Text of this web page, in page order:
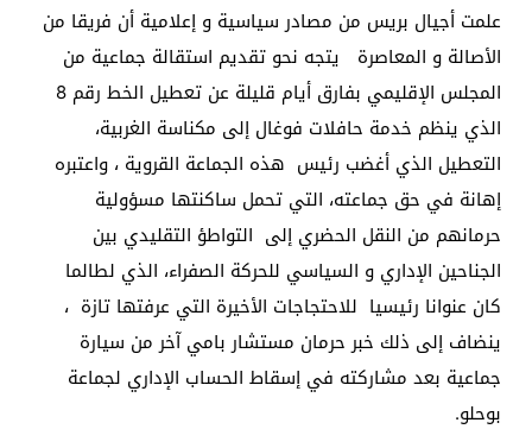
علمت أجيال بريس من مصادر سياسية و إعلامية أن فريقا من
الأصالة و المعاصرة يتجه نحو تقديم استقالة جماعية من
المجلس الإقليمي بفارق أيام قليلة عن تعطيل الخط رقم 8
الذي ينظم خدمة حافلات فوغال إلى مكناسة الغربية،
التعطيل الذي أغضب رئيس هذه الجماعة القروية ، واعتبره
إهانة في حق جماعته، التي تحمل ساكنتها مسؤولية
حرمانهم من النقل الحضري إلى التواطؤ التقليدي بين
الجناحين الإداري و السياسي للحركة الصفراء، الذي لطالما
كان عنوانا رئيسيا للاحتجاجات الأخيرة التي عرفتها تازة ،
ينضاف إلى ذلك خبر حرمان مستشار بامي آخر من سيارة
جماعية بعد مشاركته في إسقاط الحساب الإداري لجماعة
بوحلو.